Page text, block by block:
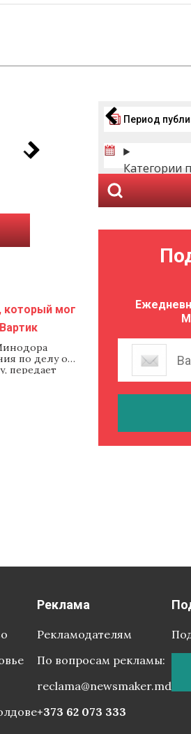
который мог
по делу о
передает
— бывшая
переехала в
Период
Категории
Реклама
Рекламодателям
По вопросам рекламы:
reclama@newsmaker.md
+373 62 073 333